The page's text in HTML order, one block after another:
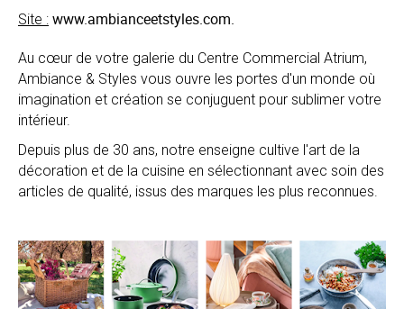
Site : www.ambianceetstyles.com.
Au cœur de votre galerie du Centre Commercial Atrium,
Ambiance & Styles vous ouvre les portes d'un monde où
imagination et création se conjuguent pour sublimer votre
intérieur.
Depuis plus de 30 ans, notre enseigne cultive l'art de la
décoration et de la cuisine en sélectionnant avec soin des
articles de qualité, issus des marques les plus reconnues.